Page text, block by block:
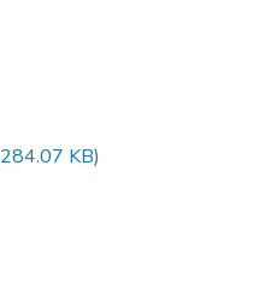
KB)